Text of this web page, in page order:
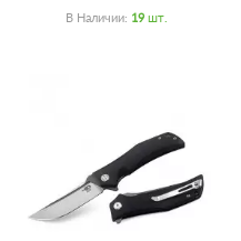
В Наличии: 19 Шт.